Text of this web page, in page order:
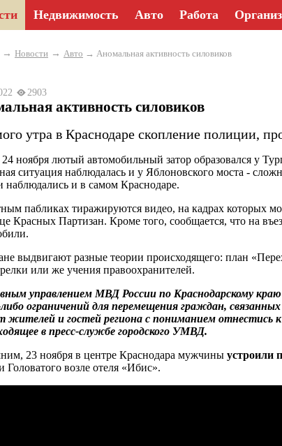
Недвижимость Авто Работа
→ Новости → Авто → Аномальная активность силовиков
2903
активность силовиков
утра в Краснодаре скопление полиции,
ноября лютый автомобильный затор образовался у
ситуация наблюдалась и у Яблоновского моста -
наблюдались и в самом Краснодаре.
пабликах тиражируются видео, на кадрах которых
Красных Партизан. Кроме того, сообщается, что на
выдвигают разные теории происходящего: план
или же учения правоохранителей.
управлением МВД России по Краснодарскому
ограничений для перемещения граждан,
жителей и гостей региона с пониманием
в пресс-службе городского УМВД.
23 ноября в центре Краснодара мужчины устроили
Головатого возле отеля «Ибис».